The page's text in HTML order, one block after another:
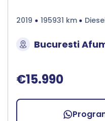
2019 195931 km
Bucuresti
€15.990